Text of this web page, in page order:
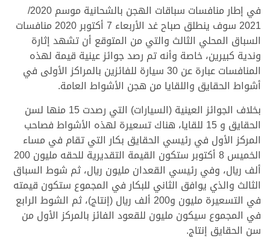
في إطار منافسات سباقات الهجن بالشحانية موسم 2020/
2021 سوف ينطلق صباح غد الأربعاء 7 أكتوبر 2020 منافسات
السباق المحلي الثالث والتي من المتوقع أن تشهد إثارة
وندية كبيرين، خاصة وأنه تم رصد جوائز عينية قيمة لهذه
المنافسات عبارة عن 30 سيارة للفائزين بالمراكز الأولى في
أشواط الحقايق واللقايا من هجن الأشواط العامة.
بخلاف الجوائز العينية (السيارات) التي رصدت 15 منها لسن
الحقايق و 15 للقايا، هناك تسعيرة لهذه الأشواط فصاحب
المركز الأول في رئيسي الحقايق بكار التي تقام في مساء
الخميس 8 أكتوبر ستكون القيمة التقديرية للحقه مليون 200
ألف ريال، وفي رئيسي القعدان مليون ريال، ثم شوط السباق
الثالث والذي يوافق الثاني للبكار في المجموع ستكون قيمته
في التسعيرة مليون و200 ألف ريال (إنتاج)، ثم الشوط الرابع
في المجموع سيكون مليون للقعود الفائز بالمركز الأول من
سن الحقايق إنتاج.